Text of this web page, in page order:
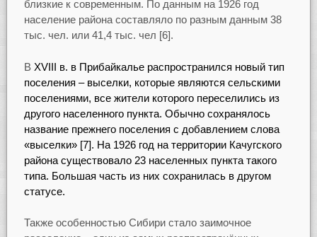
близкие к современным. По данным на 1926 год
население района составляло по разным данным 38
тыс. чел. или 41,4 тыс. чел [6].
В XVIII в. в Прибайкалье распространился новый тип
поселения – выселки, которые являются сельскими
поселениями, все жители которого переселились из
другого населенного пункта. Обычно сохранялось
название прежнего поселения с добавлением слова
«выселки» [7]. На 1926 год на территории Качугского
района существовало 23 населенных пункта такого
типа. Большая часть из них сохранилась в другом
статусе.
Также особенностью Сибири стало заимочное